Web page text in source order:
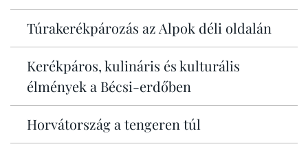
Túrakerékpározás az Alpok déli oldalán
Kerékpáros, kulináris és kulturális
élmények a Bécsi-erdőben
Horvátország a tengeren túl